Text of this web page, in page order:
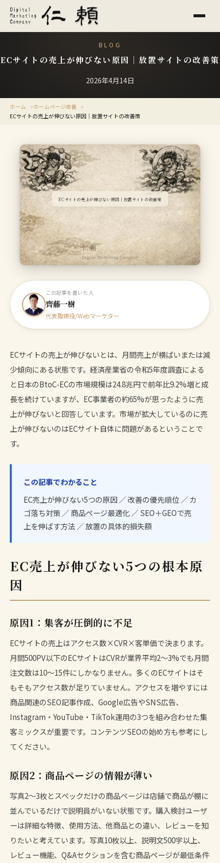
BLOG
ECサイトの売上が伸びない原因｜放置サイトの改善策
2026年4月14日
ホーム
ホームページ改善
ECサイトの売上が伸びない原因｜放置サイトの改善策
ECサイトの売上が伸びない原因｜放置サイトの改善策
仁頼
Digital Marketing Company
この記事を書いた人
齊藤一樹
代表取締役/Webマーケター
ECサイトの売上が伸びないとは、月間売上が横ばいまたは減
少傾向にある状態です。経済産業省の令和5年度調査による
と日本のBtoC-ECの市場規模は24.8兆円で前年比9.2%増と成
長を続けていますが、EC事業者の約65%が思ったように売
上が伸びないと回答しています。市場が拡大しているのに売
上が伸びないのはECサイト自体に問題があるということで
す。
この記事でわかること
EC売上が伸びない5つの原因 ／ 改善の優先順位 ／ カ
ゴ落ち対策 ／ 商品ページ最適化 ／ SEO＋GEOで売
上を伸ばす方法 ／ 放置の具体的損失額
EC売上が伸びない5つの根本原
因
原因1：集客が圧倒的に不足
ECサイトの売上はアクセス数×CVR×客単価で決まります。
月間500PV以下のECサイトはCVRが業界平均2〜3%でも月間
注文数は10〜15件にしかなりません。多くのECサイトはそ
もそもアクセス数が足りていません。アクセスを増やすには
商品関連のSEO記事作成、Google広告やSNS広告、
Instagram・YouTube・TikTok運用の3つを組み合わせた集
客ミックスが重要です。 コンテンツSEOの始め方も参考にし
てください。
原因2：商品ページの情報が薄い
写真2〜3枚とスペックだけの商品ページは店舗で商品が棚に
並んでいるだけで説明員がいない状態です。購入検討ユーザ
ーは詳細な特徴、使用方法、他商品との違い、レビューを知
りたいと考えています。写真10枚以上、説明文500字以上、
レビュー機能、Q&Aセクションを含む商品ページが最低条件